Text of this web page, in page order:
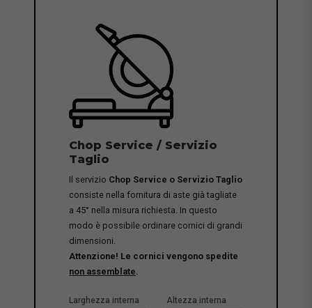
Chop Service / Servizio
Taglio
Il servizio Chop Service o Servizio Taglio
consiste nella fornitura di aste già tagliate
a 45° nella misura richiesta. In questo
modo è possibile ordinare cornici di grandi
dimensioni.
Attenzione! Le cornici vengono spedite
non assemblate
Larghezza interna Altezza interna